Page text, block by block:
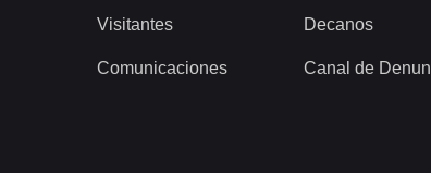
Visitantes
Comunicaciones
Decanos
Canal de